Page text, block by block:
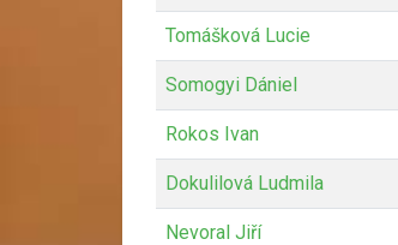
Tomášková Lucie
Somogyi Dániel
Rokos Ivan
Dokulilová Ludmila
Nevoral Jiří